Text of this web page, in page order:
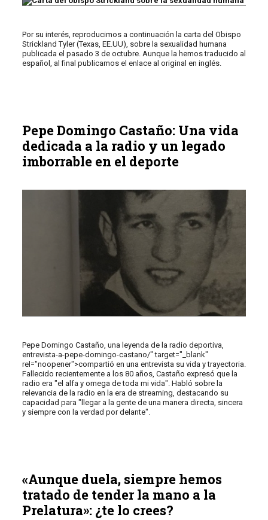
Por su interés, reproducimos a continuación la carta del Obispo
Strickland Tyler (Texas, EE.UU), sobre la sexualidad humana
publicada el pasado 3 de octubre. Aunque la hemos traducido al
español, al final publicamos el enlace al original en inglés.
Pepe Domingo Castaño: Una vida
dedicada a la radio y un legado
imborrable en el deporte
Pepe Domingo Castaño, una leyenda de la radio deportiva,
entrevista-a-pepe-domingo-castano/" target="_blank"
rel="noopener">compartió en una entrevista su vida y trayectoria.
Fallecido recientemente a los 80 años, Castaño expresó que la
radio era "el alfa y omega de toda mi vida". Habló sobre la
relevancia de la radio en la era de streaming, destacando su
capacidad para "llegar a la gente de una manera directa, sincera
y siempre con la verdad por delante".
«Aunque duela, siempre hemos
tratado de tender la mano a la
Prelatura»: ¿te lo crees?